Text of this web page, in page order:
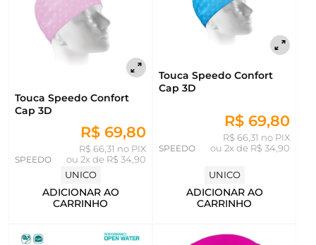
Touca Speedo Confort
Cap 3D
R$ 69,80
R$ 66,31 no PIX
ou 2x de R$ 34,90
SPEEDO
UNICO
ADICIONAR AO
CARRINHO
Touca Speedo Confort
Cap 3D
R$ 69,80
R$ 66,31 no PIX
ou 2x de R$ 34,90
SPEEDO
UNICO
ADICIONAR AO
CARRINHO